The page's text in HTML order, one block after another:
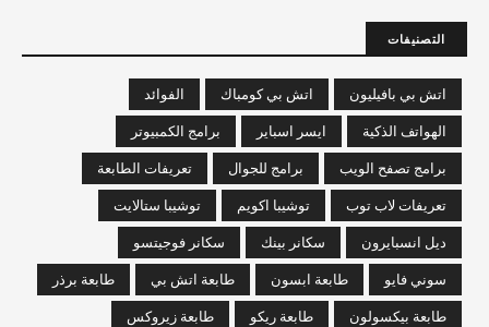
التصنيفات
اتش بي بافيليون اتش بي كومباك
الفوائد
الهواتف الذكية
ايسر اسباير
برامج الكمبيوتر
برامج تصفح الويب
برامج للجوال
تعريفات الطابعة
تعريفات لاب توب
توشيبا اكويم
توشيبا ستالايت
ديل انسبايرون
سكانر بينك
سكانر فوجيتسو
سوني فايو
طابعة ابسون طابعة اتش بي
طابعة برذر
طابعة بيكسولون
طابعة ريكو
طابعة زيروكس